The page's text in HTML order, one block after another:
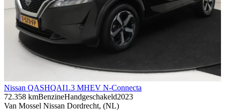
Nissan QASHQAI1.3 MHEV N-Connecta
72.358 kmBenzineHandgeschakeld2023
Van Mossel Nissan Dordrecht, (NL)